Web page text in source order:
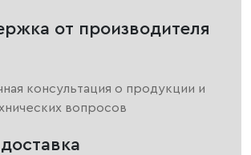
от производителя
консультация о продукции и
вопросов